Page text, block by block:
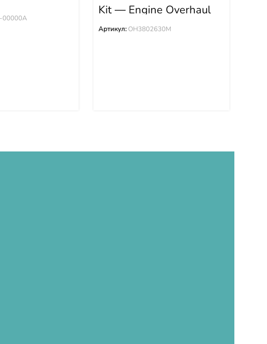
230-
00000A
Kit — Engine Overhaul
OH3802630M
Артикул: OH3802630M